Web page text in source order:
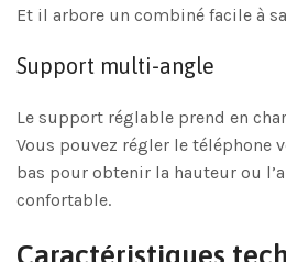
Et il arbore un combiné facile à
Support multi-angle
Le support réglable prend en
Vous pouvez régler le téléphone
bas pour obtenir la hauteur ou
confortable.